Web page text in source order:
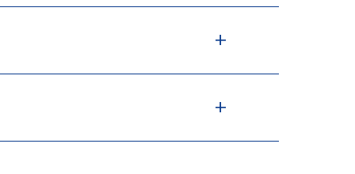
+
+